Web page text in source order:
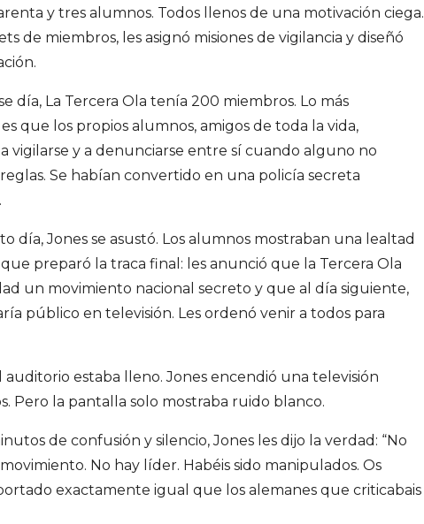
y tres alumnos. Todos llenos de una motivación ciega.
de miembros, les asignó misiones de vigilancia y diseñó
día, La Tercera Ola tenía 200 miembros. Lo más
que los propios alumnos, amigos de toda la vida,
vigilarse y a denunciarse entre sí cuando alguno no
Se habían convertido en una policía secreta
día, Jones se asustó. Los alumnos mostraban una lealtad
que preparó la traca final: les anunció que la Tercera Ola
un movimiento nacional secreto y que al día siguiente,
público en televisión. Les ordenó venir a todos para
auditorio estaba lleno. Jones encendió una televisión
Pero la pantalla solo mostraba ruido blanco.
de confusión y silencio, Jones les dijo la verdad: “No
No hay líder. Habéis sido manipulados. Os
exactamente igual que los alemanes que criticabais